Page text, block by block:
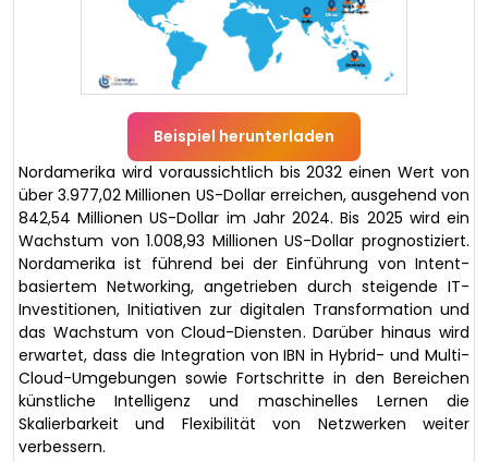
Beispiel herunterladen
Nordamerika wird voraussichtlich bis 2032 einen Wert von
über 3.977,02 Millionen US-Dollar erreichen, ausgehend von
842,54 Millionen US-Dollar im Jahr 2024. Bis 2025 wird ein
Wachstum von 1.008,93 Millionen US-Dollar prognostiziert.
Nordamerika ist führend bei der Einführung von Intent-
basiertem Networking, angetrieben durch steigende IT-
Investitionen, Initiativen zur digitalen Transformation und
das Wachstum von Cloud-Diensten. Darüber hinaus wird
erwartet, dass die Integration von IBN in Hybrid- und Multi-
Cloud-Umgebungen sowie Fortschritte in den Bereichen
künstliche Intelligenz und maschinelles Lernen die
Skalierbarkeit und Flexibilität von Netzwerken weiter
verbessern.